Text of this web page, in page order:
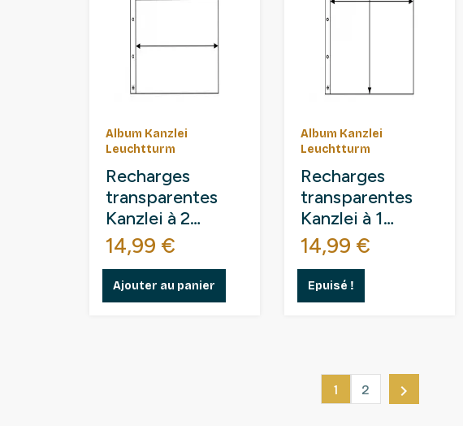
Album Kanzlei
Leuchtturm
Recharges
transparentes
Kanzlei à 2
compartiments
pour grands
documents.
Prix
14,99 €
Ajouter au panier
Album Kanzlei
Leuchtturm
Recharges
transparentes
Kanzlei à 1
compartiment
pour grands
documents.
Prix
14,99 €
Epuisé !
1 2 